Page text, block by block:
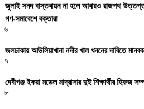
জুলাই সনদ বাস্তবায়ন না হলে আবারও রাজপথ উত্তপ্ত
গণ-সমাবেশে বক্তারা
৬
জলঢাকায় আউলিয়াখানা নদীর খাল খননের দাবিতে
৭
দেবীগঞ্জ ইকরা মডেল মাদ্রাসার দুই শিক্ষার্থীর হিফজ
৮